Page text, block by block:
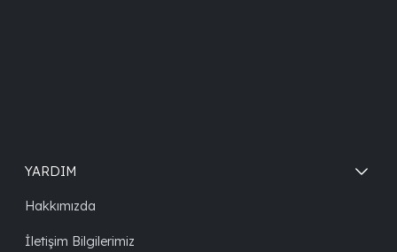
YARDIM
Hakkımızda
İletişim Bilgilerimiz